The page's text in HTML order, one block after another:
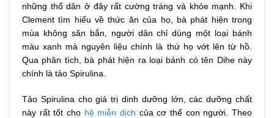
những thổ dân ở đây rất cường tráng và khỏe mạnh. Khi
Clement tìm hiểu về thức ăn của họ, bà phát hiện trong
mùa không săn bắn, người dân chỉ dùng một loại bánh
màu xanh mà nguyên liệu chính là thứ họ vớt lên từ hồ.
Qua phân tích, bà phát hiện ra loại bánh có tên Dihe này
chính là tảo Spirulina.
Tảo Spirulina cho giá trị dinh dưỡng lớn, các dưỡng chất
này rất tốt cho hệ miễn dịch của cơ thể con người. Theo